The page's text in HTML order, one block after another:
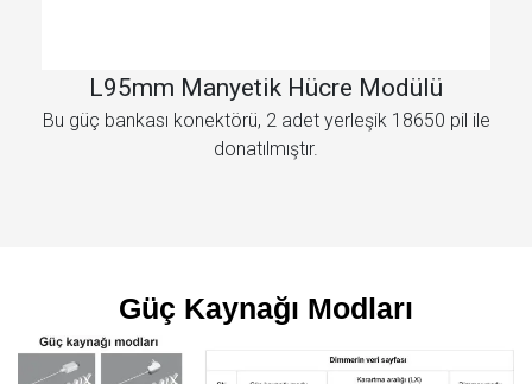
L95mm Manyetik Hücre Modülü
Bu güç bankası konektörü, 2 adet yerleşik 18650 pil ile
donatılmıştır.
Güç Kaynağı Modları